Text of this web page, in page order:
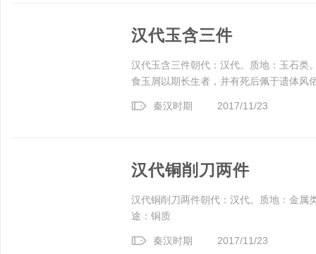
秦汉时期 2017/11/23
汉代玉含三件
汉代玉含三件朝代：汉代。质地：玉石类
食玉屑以期长生者，并有死后佩于遗体风
秦汉时期 2017/11/23
汉代铜削刀两件
汉代铜削刀两件朝代：汉代。质地：金属
途：铜质